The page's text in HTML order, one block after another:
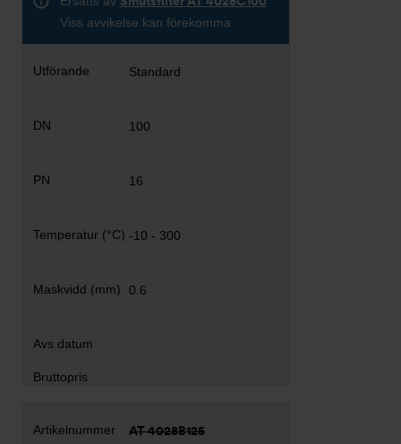
Viss avvikelse kan förekomma
Standard
100
16
-10 - 300
0.6
AT 4028B125